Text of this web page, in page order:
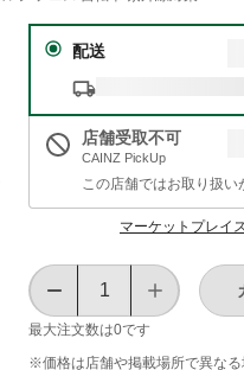
配送
店舗受取不可
CAINZ PickUp
この店舗ではお取り扱い
マーケットプレイ
最大注文数は0です
※価格は​店舗や​掲載場所で​異なる​